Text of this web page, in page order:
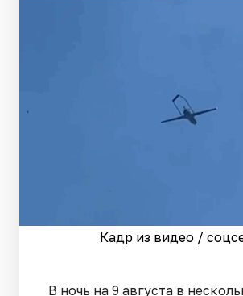
Кадр из видео /
В ночь на 9 августа в